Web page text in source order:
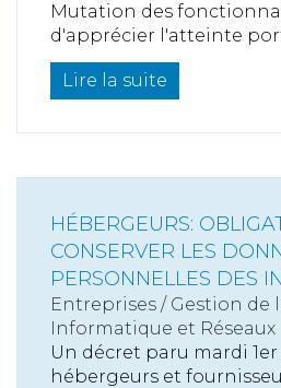
Mutation des
d'apprécier l'atteinte
Lire la suite
HÉBERGEURS:
CONSERVER LES
PERSONNELLES DES
Entreprises / Gestion de
Informatique et Réseaux
Un décret paru mardi
hébergeurs et